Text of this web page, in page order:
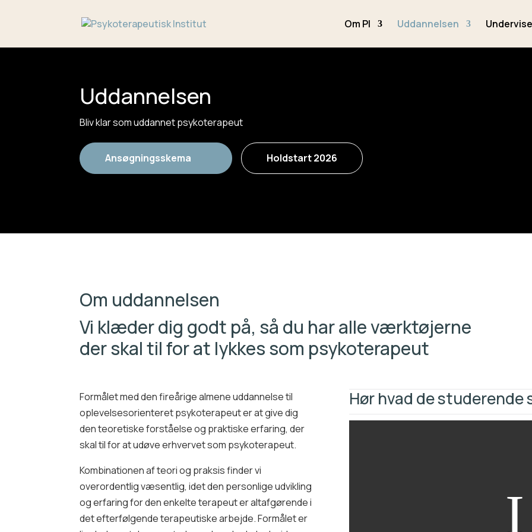
Om PI Uddannelsen
Uddannelsen
Bliv klar som uddannet psykoterapeut
Ansøgningsskema Holdstart 2026
Om uddannelsen
Vi klæder dig godt på, så du har alle værktøjerne
der skal til for at lykkes som psykoterapeut
Formålet med den fireårige almene uddannelse til
oplevelsesorienteret psykoterapeut er at give dig
den teoretiske forståelse og praktiske erfaring, der
skal til for at udøve erhvervet som psykoterapeut.
Kombinationen af teori og praksis finder vi
overordentlig væsentlig, idet den personlige udvikling
og erfaring for den enkelte terapeut er altafgørende i
det efterfølgende terapeutiske arbejde. Formålet er
Hør hvad de studerende